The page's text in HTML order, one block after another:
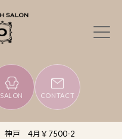
SALON CONTACT
神戸 4月￥7500-2